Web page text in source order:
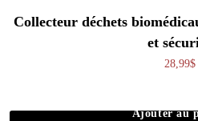
Collecteur déchets
et
28,99$
Ajouter au